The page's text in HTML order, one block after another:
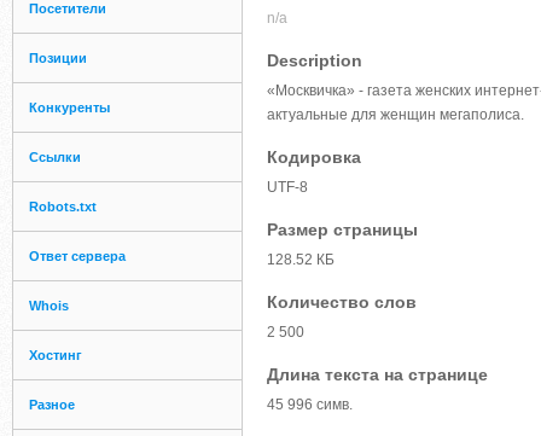
Посетители
Позиции
Конкуренты
Ссылки
Robots.txt
Ответ сервера
Whois
Хостинг
Разное
n/a
Description
«Москвичка» - газета женских
актуальные для женщин мегаполиса.
Кодировка
UTF-8
Размер страницы
128.52 КБ
Количество слов
2 500
Длина текста на странице
45 996 симв.